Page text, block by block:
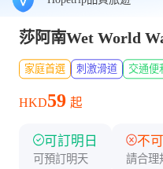
莎阿南Wet World
家庭首選 刺激滑道 交通便
HKD59 起
可訂明日
可預訂明天
不
請合理